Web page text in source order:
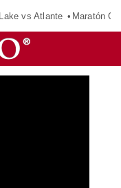
vs Atlante Maratón